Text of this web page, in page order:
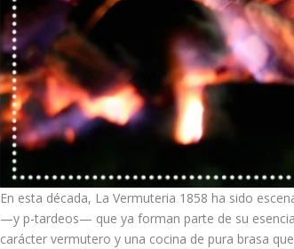
En esta década, La Vermuteria 1858 ha sido
—y p-tardeos— que ya forman parte de su
carácter vermutero y una cocina de pura brasa